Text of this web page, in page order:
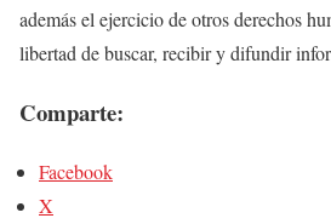
además el ejercicio de otros derechos
libertad de buscar, recibir y difundir
Comparte:
Facebook
X